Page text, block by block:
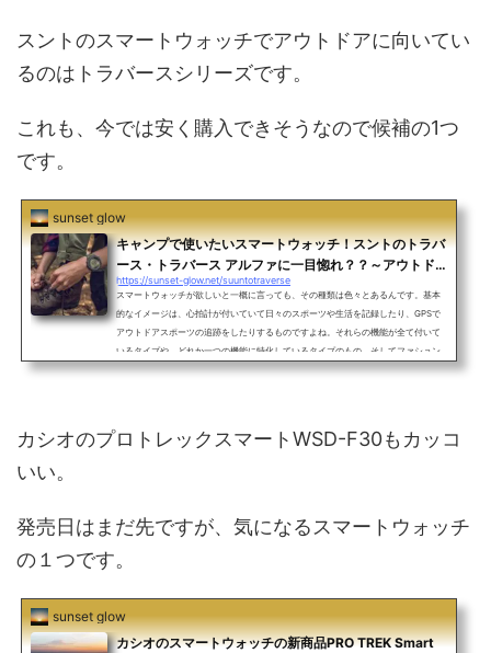
スントのスマートウォッチでアウトドアに向いてい
るのはトラバースシリーズです。
これも、今では安く購入できそうなので候補の1つ
です。
sunset glow
キャンプで使いたいスマートウォッチ！スントのトラバ
ース・トラバース アルファに一目惚れ？？～アウトド
アウォッチに必要な機能は？～
https://sunset-glow.net/suuntotraverse
スマートウォッチが欲しいと一概に言っても、その種類は色々とあるんです。基本
的なイメージは、心拍計が付いていて日々のスポーツや生活を記録したり、GPSで
アウトドアスポーツの追跡をしたりするものですよね。それらの機能が全て付いて
いるタイプや、どれか一つの機能に特化しているタイプのもの、そしてファション
性を重視したタイプなど、その種類は多岐にわたるので、自分に合った物を探すの
カシオのプロトレックスマートWSD-F30もカッコ
いい。
発売日はまだ先ですが、気になるスマートウォッチ
の１つです。
sunset glow
カシオのスマートウォッチの新商品PRO TREK Smart